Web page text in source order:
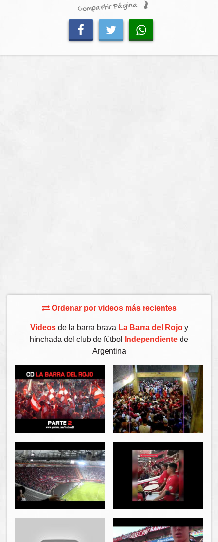
Compartir Página
Ordenar por videos más recientes
Videosde la barra brava La Barra del Rojoy
hinchada del club de fútbol
Independiente de
Argentina